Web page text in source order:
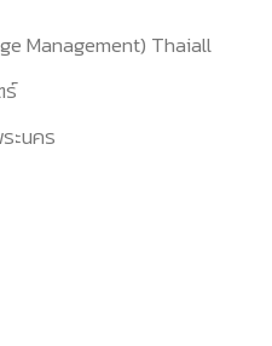
Management) Thaiall
ร์
ะนคร